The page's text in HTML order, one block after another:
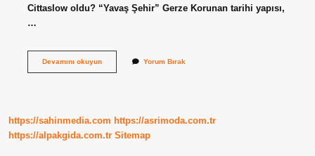
Cittaslow oldu? “Yavaş Şehir” Gerze Korunan tarihi yapısı,
…
Devamını okuyunSakin
Yorum Bırak
https://sahinmedia.com https://asrimoda.com.tr
https://alpakgida.com.tr Sitemap